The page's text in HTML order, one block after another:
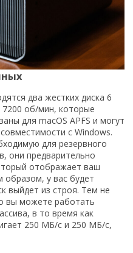
два жестких диска 6
7200 об/мин, которые
для macOS APFS и могут
с Windows.
для резервного
они предварительно
отображает ваш
образом, у вас будет
выйдет из строя. Тем не
вы можете работать
в то время как
250 МБ/с и 250 МБ/с,